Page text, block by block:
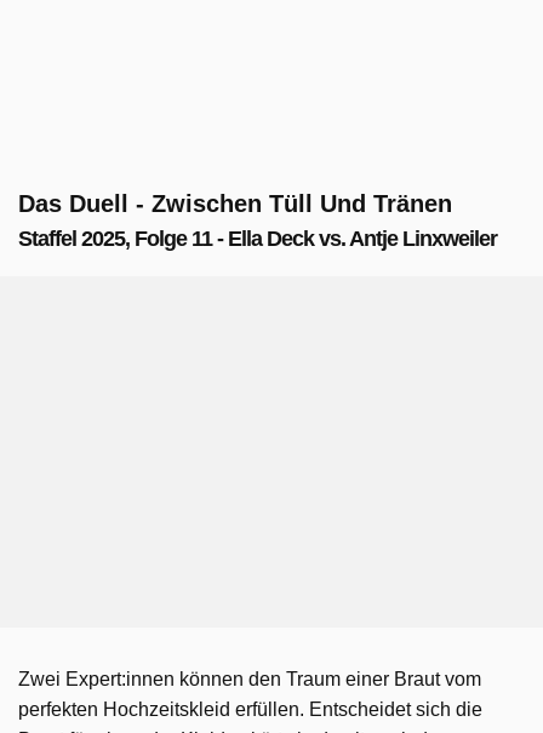
Das Duell - Zwischen Tüll Und Tränen
Staffel 2025, Folge 11 - Ella Deck vs. Antje Linxweiler
Zwei Expert:innen können den Traum einer Braut vom
perfekten Hochzeitskleid erfüllen. Entscheidet sich die